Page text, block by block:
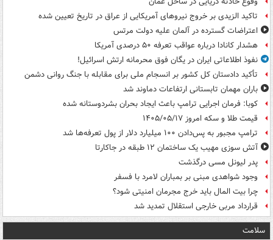
تاکید الزیدی بر خروج نیروهای آمریکایی از عراق در تاریخ تعیین شده
اعتراضات گسترده در آلمان علیه دولت مرتس
هشدار کانادا درباره عواقب تعرفه ۵۰ درصدی آمریکا
نفوذ اطلاعاتی ایران در یگان فوق محرمانه ارتش اسرائیل!
تأکید دادستان کل کشور بر انسجام ملی برای مقابله با جنگ روانی دشمن
باران مهمان تابستانی ارتفاعات دماوند شد
کوبا: فرمان اجرایی ترامپ باعث ایجاد بحران بشردوستانه شده
قیمت طلا و سکه امروز ۱۴۰۵/۰۵/۱۷
ترامپ مجبور به پس‌دادن ۱۰۰ میلیارد دلار از پول تعرفه‌ها شد
آتش سوزی مهیب یک ساختمان ۱۲ طبقه در جاکارتا
پدر لیونل مسی درگذشت
وجود شواهدی مبنی بر بمباران لامرد با فسفر
چرا بیت المال باید خرج مجرمان امنیتی شود؟
قرارداد مربی خارجی استقلال تمدید شد
سلامت